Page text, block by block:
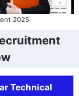
2025
Technical